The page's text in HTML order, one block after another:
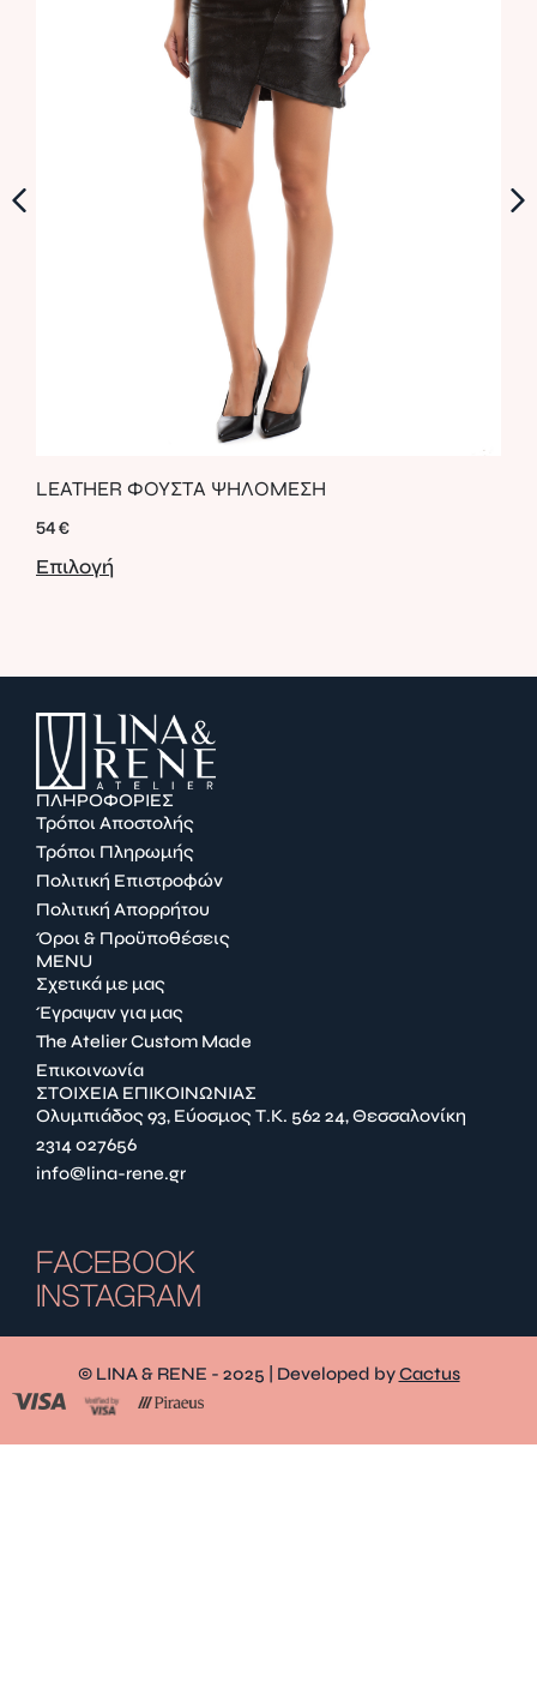
LEATHER ΦΟΥΣΤΑ ΨΗΛΟΜΕΣΗ
54€
Επιλογή
ΠΛΗΡΟΦΟΡΙΕΣ
Τρόποι Αποστολής
Τρόποι Πληρωμής
Πολιτική Επιστροφών
Πολιτική Απορρήτου
Όροι & Προϋποθέσεις
MENU
Σχετικά με μας
Έγραψαν για μας
The Atelier Custom Made
Επικοινωνία
ΣΤΟΙΧΕΙΑ ΕΠΙΚΟΙΝΩΝΙΑΣ
Ολυμπιάδος 93, Εύοσμος Τ.Κ. 562 24, Θεσσαλονίκη
2314 027656
info@lina-rene.gr
FACEBOOK
INSTAGRAM
© LINA & RENE - 2025 | Developed byCactus